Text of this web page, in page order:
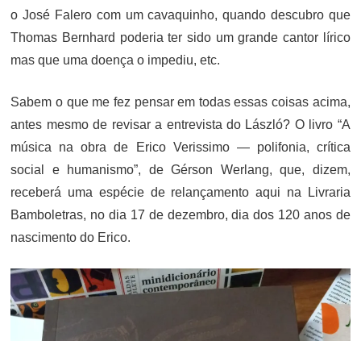
o José Falero com um cavaquinho, quando descubro que
Thomas Bernhard poderia ter sido um grande cantor lírico
mas que uma doença o impediu, etc.
Sabem o que me fez pensar em todas essas coisas acima,
antes mesmo de revisar a entrevista do László? O livro “A
música na obra de Erico Verissimo — polifonia, crítica
social e humanismo”, de Gérson Werlang, que, dizem,
receberá uma espécie de relançamento aqui na Livraria
Bamboletras, no dia 17 de dezembro, dia dos 120 anos de
nascimento do Erico.